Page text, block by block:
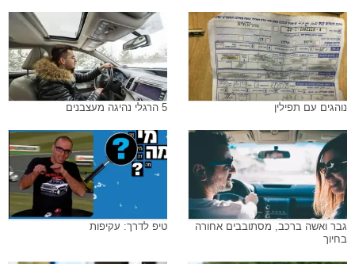
נוהגים עם תפילין 5 הרגלי נהיגה מעצבנים
גבר ואשה ברכב, מסתובבים אחורה
בחיוך
טיפ לדרך: עקיפות